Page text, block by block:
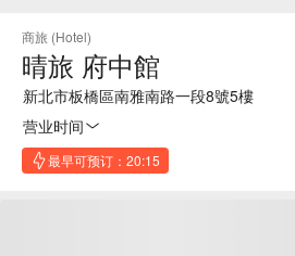
商旅 (Hotel)
晴旅 府中館
新北市板橋區南雅南路一段8號5樓
营业时间
最早可预订：20:15